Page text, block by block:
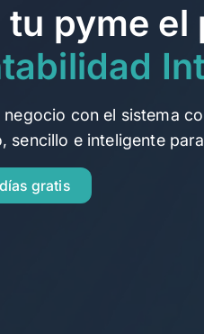
POS
Vende y factura electrónicamente
Nómina
Emite fácil la nómina de tu equipo
Para contadores
tu pyme el
con el sistema
sencillo e inteligente
gratis